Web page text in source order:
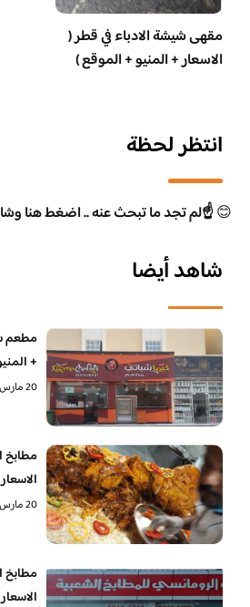
مقهى شيشة الادباء في قطر (
الاسعار + المنيو + الموقع )
انتظر لحظة
😊☝️لم تجد ما تبحث عنه .. اضغط هنا
شاهد أيضا
مطعم
+
20 مارس، 2022
مطابخ
20 مارس، 2022
مطابخ